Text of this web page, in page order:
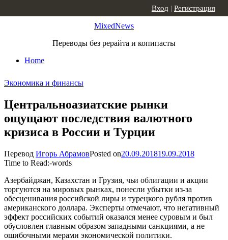
MixedNews
Переводы без рерайта и копипасты
Home
Вход | Регистрация
Экономика и финансы
Центральноазиатские рынки
ощущают последствия валютного
кризиса в России и Турции
Перевод Игорь АбрамовPosted on20.09.201819.09.2018
Time to Read:-words
Азербайджан, Казахстан и Грузия, чьи облигации и акции
торгуются на мировых рынках, понесли убытки из-за
обесценивания российской лиры и турецкого рубля против
американского доллара. Эксперты отмечают, что негативный
эффект российских событий оказался менее суровым и был
обусловлен главным образом западными санкциями, а не
ошибочными мерами экономической политики.